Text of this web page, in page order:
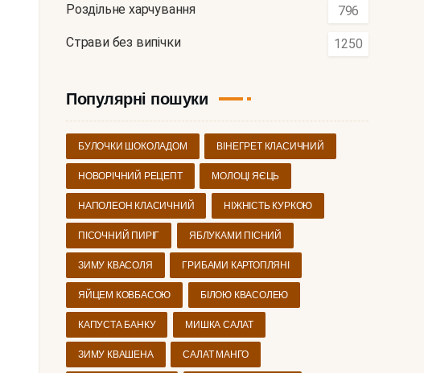
Роздільне харчування 796
Страви без випічки 1250
Популярні пошуки
БУЛОЧКИ ШОКОЛАДОМ ВІНЕГРЕТ КЛАСИЧНИЙ
НОВОРІЧНИЙ РЕЦЕПТ МОЛОЦІ ЯЄЦЬ
НАПОЛЕОН КЛАСИЧНИЙ НІЖНІСТЬ КУРКОЮ
ПІСОЧНИЙ ПИРІГ ЯБЛУКАМИ ПІСНИЙ
ЗИМУ КВАСОЛЯ ГРИБАМИ КАРТОПЛЯНІ
ЯЙЦЕМ КОВБАСОЮ БІЛОЮ КВАСОЛЕЮ
КАПУСТА БАНКУ МИШКА САЛАТ
ЗИМУ КВАШЕНА САЛАТ МАНГО